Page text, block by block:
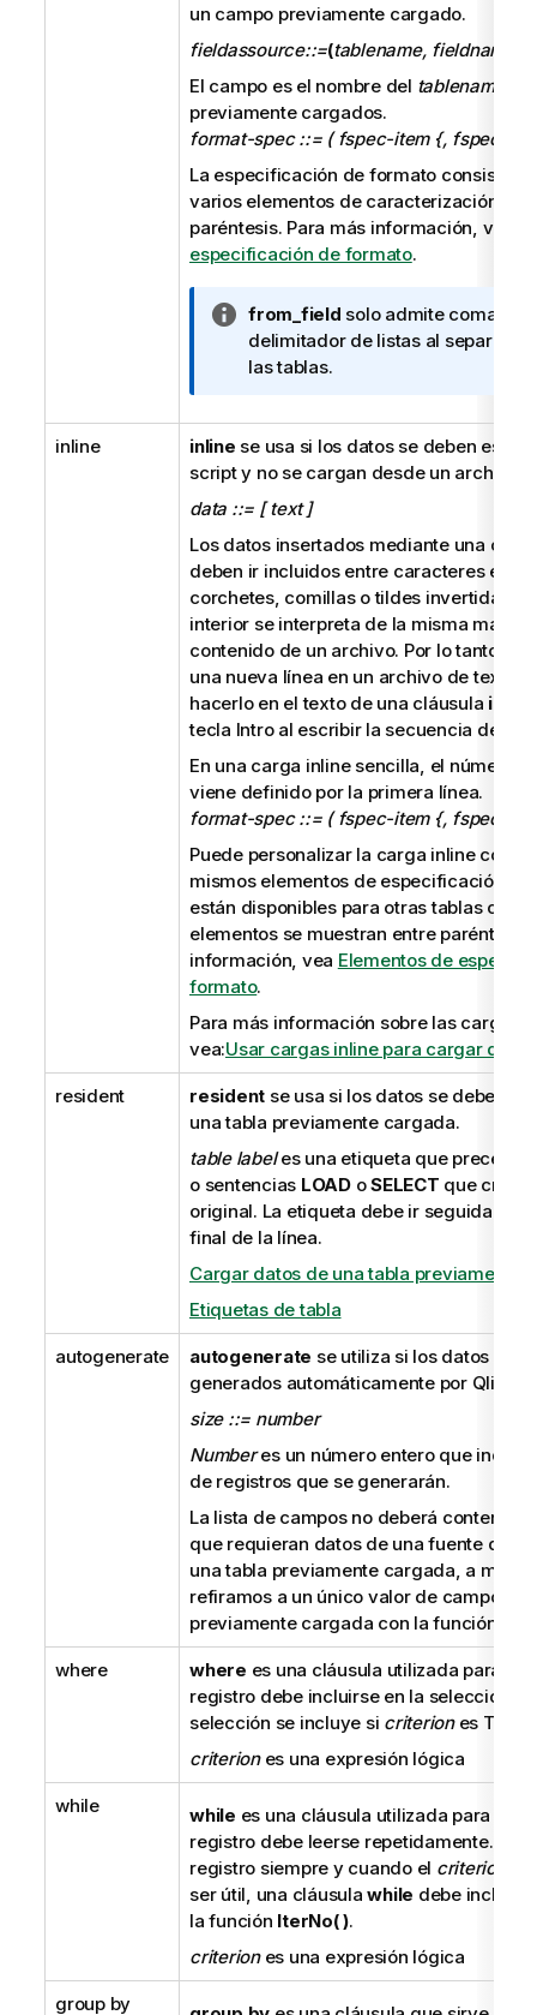
un campo previamente cargado.
fieldassource::=(tablename, fieldname
El campo es el nombre del tablename
previamente cargados.
format-spec ::= ( fspec-item {, fspec-
La especificación de formato consiste
varios elementos de caracterización,
paréntesis. Para más información, vea
especificación de formato.
N
o
t
i
n
f
m
a
t
v
a
from_field solo admite comas
delimitador de listas al separar
las tablas.
inline inline se usa si los datos se deben
script y no se cargan desde un archivo.
data ::= [ text ]
Los datos insertados mediante una
deben ir incluidos entre caracteres
corchetes, comillas o tildes invertidas.
interior se interpreta de la misma
contenido de un archivo. Por lo tanto,
una nueva línea en un archivo de texto,
hacerlo en el texto de una cláusula inline
tecla Intro al escribir la secuencia de
En una carga inline sencilla, el número
viene definido por la primera línea.
format-spec ::= ( fspec-item {, fspec-
Puede personalizar la carga inline con
mismos elementos de especificación
están disponibles para otras tablas
elementos se muestran entre paréntesis.
información, vea Elementos de
formato.
Para más información sobre las cargas
vea:Usar cargas inline para cargar datos
resident resident se usa si los datos se deben
una tabla previamente cargada.
table labeles una etiqueta que precede
o sentencias LOADoSELECT que
original. La etiqueta debe ir seguida de
final de la línea.
Cargar datos de una tabla previamente
Etiquetas de tabla
autogenerate autogenerate se utiliza si los datos
generados automáticamente por Qlik
size ::= number
Numberes un número entero que indica
de registros que se generarán.
La lista de campos no deberá contener
que requieran datos de una fuente de
una tabla previamente cargada, a
refiramos a un único valor de campo de
previamente cargada con la función
where where es una cláusula utilizada para
registro debe incluirse en la selección o
selección se incluye si criteriones True
criteriones una expresión lógica
while while es una cláusula utilizada para
registro debe leerse repetidamente. Se
registro siempre y cuando el criterion
ser útil, una cláusulawhile debe incluir
la función IterNo( ).
criteriones una expresión lógica
group by